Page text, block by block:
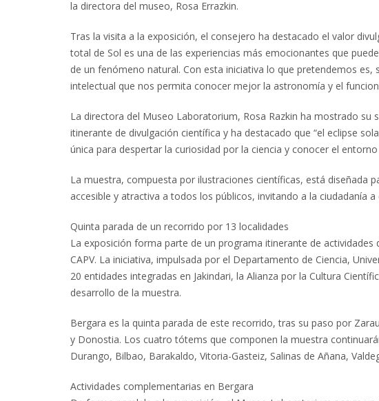
la directora del museo, Rosa Errazkin.
Tras la visita a la exposición, el consejero ha destacado el valor
total de Sol es una de las experiencias más emocionantes que
de un fenómeno natural. Con esta iniciativa lo que pretendemos
intelectual que nos permita conocer mejor la astronomía y el
La directora del Museo Laboratorium, Rosa Razkin ha mostrado
itinerante de divulgación científica y ha destacado que “el eclipse
única para despertar la curiosidad por la ciencia y conocer el
La muestra, compuesta por ilustraciones científicas, está diseñada
accesible y atractiva a todos los públicos, invitando a la ciudadanía
Quinta parada de un recorrido por 13 localidades
La exposición forma parte de un programa itinerante de
CAPV. La iniciativa, impulsada por el Departamento de Ciencia,
20 entidades integradas en Jakindari, la Alianza por la Cultura
desarrollo de la muestra.
Bergara es la quinta parada de este recorrido, tras su paso por
y Donostia. Los cuatro tótems que componen la muestra
Durango, Bilbao, Barakaldo, Vitoria-Gasteiz, Salinas de Añana,
Actividades complementarias en Bergara